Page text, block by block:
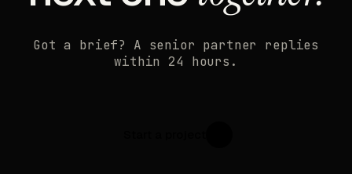
Got a brief? A senior partner replies
within 24 hours.